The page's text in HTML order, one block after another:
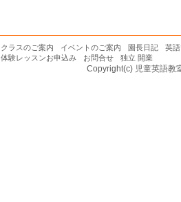
クラスのご案内 イベントのご案内 園長日記
英
体験レッスンお申込み お問合せ 独立 開業
Copyright(c) 児童英語教